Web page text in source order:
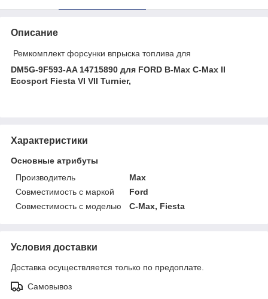
Описание
Ремкомплект форсунки впрыска топлива для
DM5G-9F593-AA 14715890 для FORD B-Max C-Max II
Ecosport Fiesta VI VII Turnier,
Характеристики
Основные атрибуты
Производитель
Max
Совместимость с маркой
Ford
Совместимость с моделью
C-Max, Fiesta
Условия доставки
Доставка осуществляется только по предоплате.
Самовывоз